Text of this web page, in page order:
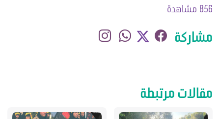
856 مشاهدة
مشاركة
مقالات مرتبطة